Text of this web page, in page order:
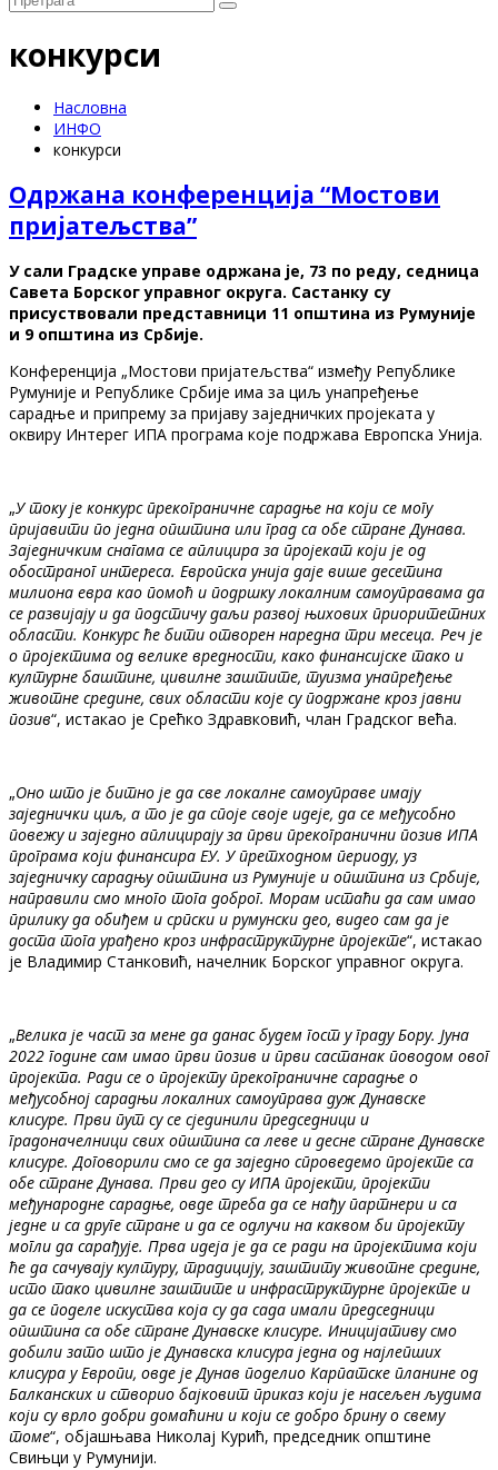
конкурси
Насловна
ИНФО
конкурси
Одржана конференција “Мостови
пријатељства”
У сали Градске управе одржана је, 73 по реду, седница
Савета Борског управног округа. Састанку су
присуствовали представници 11 општина из Румуније
и 9 општина из Србије.
Конференција „Мостови пријатељства“ између Републике
Румуније и Републике Србије има за циљ унапређење
сарадње и припрему за пријаву заједничких пројеката у
оквиру Интерег ИПА програма које подржава Европска Унија.
„У току је конкурс прекограничне сарадње на који се могу
пријавити по једна општина или град са обе стране Дунава.
Заједничким снагама се аплицира за пројекат који је од
обостраног интереса. Европска унија даје више десетина
милиона евра као помоћ и подршку локалним самоуправама да
се развијају и да подстичу даљи развој њихових приоритетних
области. Конкурс ће бити отворен наредна три месеца. Реч је
о пројектима од велике вредности, како финансијске тако и
културне баштине, цивилне заштите, туизма унапређење
животне средине, свих области које су подржане кроз јавни
позив“, истакао је Срећко Здравковић, члан Градског већа.
„Оно што је битно је да све локалне самоуправе имају
заједнички циљ, а то је да споје своје идеје, да се међусобно
повежу и заједно аплицирају за први прекогранични позив ИПА
програма који финансира ЕУ. У претходном периоду, уз
заједничку сарадњу општина из Румуније и општина из Србије,
направили смо много тога доброг. Морам истаћи да сам имао
прилику да обиђем и српски и румунски део, видео сам да је
доста тога урађено кроз инфраструктурне пројекте“, истакао
је Владимир Станковић, начелник Борског управног округа.
„Велика је част за мене да данас будем гост у граду Бору. Јуна
2022 године сам имао први позив и први састанак поводом овог
пројекта. Ради се о пројекту прекограничне сарадње о
међусобној сарадњи локалних самоуправа дуж Дунавске
клисуре. Први пут су се сјединили председници и
градоначелници свих општина са леве и десне стране Дунавске
клисуре. Договорили смо се да заједно спроведемо пројекте са
обе стране Дунава. Први део су ИПА пројекти, пројекти
међународне сарадње, овде треба да се нађу партнери и са
једне и са друге стране и да се одлучи на каквом би пројекту
могли да сарађује. Прва идеја је да се ради на пројектима који
ће да сачувају културу, традицију, заштиту животне средине,
исто тако цивилне заштите и инфраструктурне пројекте и
да се поделе искуства која су да сада имали председници
општина са обе стране Дунавске клисуре. Иницијативу смо
добили зато што је Дунавска клисура једна од најлепших
клисура у Европи, овде је Дунав поделио Карпатске планине од
Балканских и створио бајковит приказ који је насељен људима
који су врло добри домаћини и који се добро брину о свему
томе“, објашњава Николај Курић, председник општине
Свињци у Румунији.